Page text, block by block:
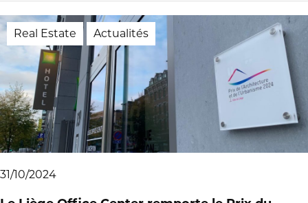
Real Estate Actualités
31/10/2024